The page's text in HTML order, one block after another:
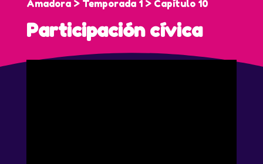
Amadora > Temporada 1 > Capítulo 10
Participación cívica